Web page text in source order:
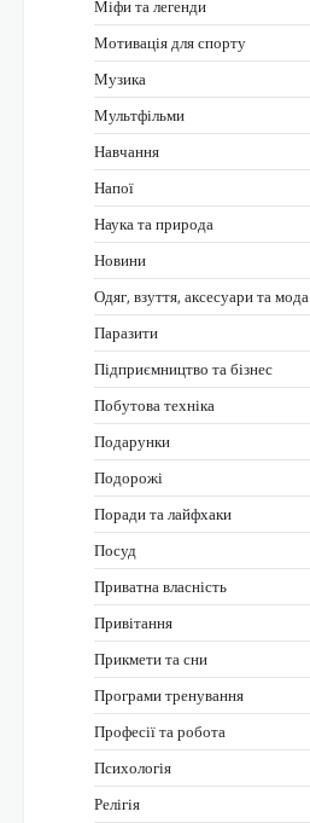
Міфи та легенди
Мотивація для спорту
Музика
Мультфільми
Навчання
Напої
Наука та природа
Новини
Одяг, взуття, аксесуари та мода
Паразити
Підприємництво та бізнес
Побутова техніка
Подарунки
Подорожі
Поради та лайфхаки
Посуд
Приватна власність
Привітання
Прикмети та сни
Програми тренування
Професії та робота
Психологія
Релігія